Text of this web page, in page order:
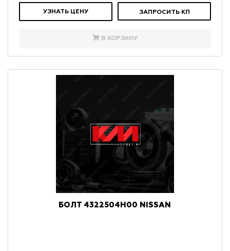
УЗНАТЬ ЦЕНУ ЗАПРОСИТЬ КП
В КОРЗИНУ
БОЛТ 4322504H00 NISSAN